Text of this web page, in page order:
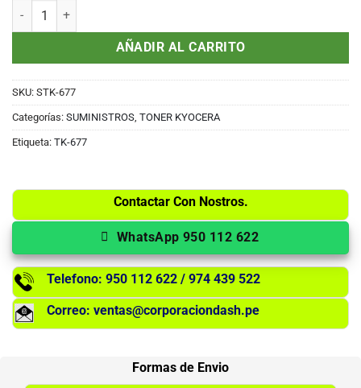
TONER KYOCERA TK-677 BLACK KM-2540/3060 20KPG cantidad
AÑADIR AL CARRITO
SKU: STK-677
Categorías: SUMINISTROS, TONER KYOCERA
Etiqueta: TK-677
Contactar Con Nostros.
WhatsApp 950 112 622
Telefono: 950 112 622 / 974 439 522
Correo: ventas@corporaciondash.pe
Formas de Envio